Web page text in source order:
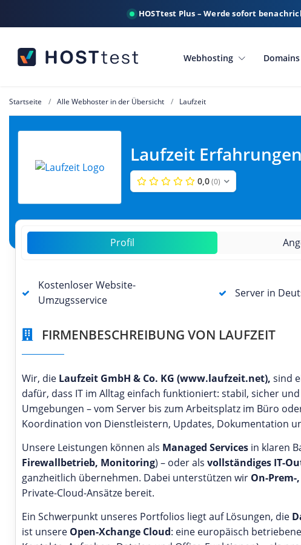
HOSTtest Plus – Werde sofort
Webhosting Domains
Startseite Alle Webhoster in der Übersicht Laufzeit
Laufzeit
0,0 (0)
Profil
Kostenloser Website-
Umzugsservice
Server in
FIRMENBESCHREIBUNG VON LAUFZEIT
Wir, die Laufzeit GmbH & Co. KG (www.laufzeit.net), sind
dafür, dass IT im Alltag einfach funktioniert: stabil, sicher
Umgebungen – vom Server bis zum Arbeitsplatz im Büro
Koordination von Dienstleistern, Updates, Dokumentation
Unsere Leistungen können als Managed Services in klaren
Firewallbetrieb, Monitoring) – oder als vollständiges IT-
ganzheitlich übernehmen. Dabei unterstützen wir On-Prem-
Private-Cloud-Ansätze bereit.
Ein Schwerpunkt unseres Portfolios liegt auf Lösungen, die
ist unsere Open-Xchange Cloud: eine europäisch